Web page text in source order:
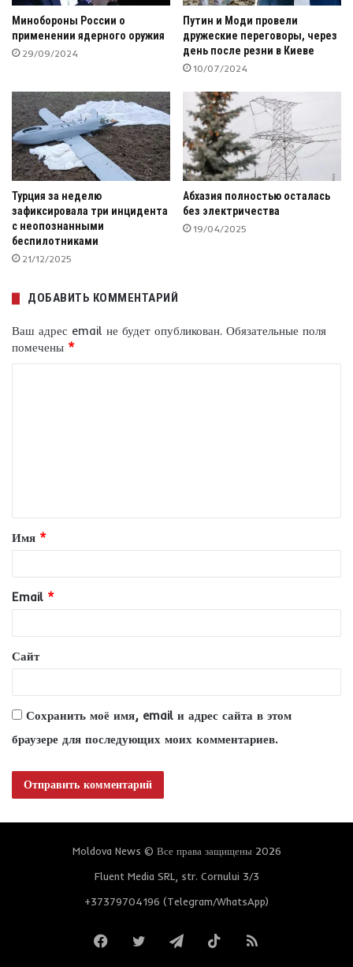
Минобороны России о
применении ядерного оружия
29/09/2024
Путин и Моди провели
дружеские переговоры, через
день после резни в Киеве
10/07/2024
Турция за неделю
зафиксировала три инцидента
с неопознанными
беспилотниками
21/12/2025
Абхазия полностью осталась
без электричества
19/04/2025
ДОБАВИТЬ КОММЕНТАРИЙ
Ваш адрес email не будет опубликован. Обязательные поля
помечены *
т
а
и
й
*
Имя *
Email *
Сайт
Сохранить моё имя, email и адрес сайта в этом
браузере для последующих моих комментариев.
Moldova News © Все права защищены 2026
Fluent Media SRL, str. Cornului 3/3
+37379704196 (Telegram/WhatsApp)
FacebookTwitterTelegramTikTokRSS